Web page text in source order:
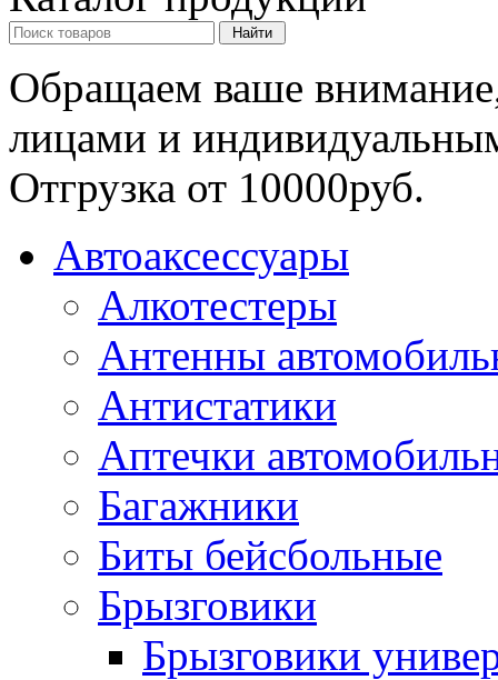
Обращаем ваше
лицами и
Отгрузка от 10000руб.
Автоаксессуары
Алкотестеры
Антенны
Антистатики
Аптечки
Багажники
Биты бейсбольные
Брызговики
Брызговики